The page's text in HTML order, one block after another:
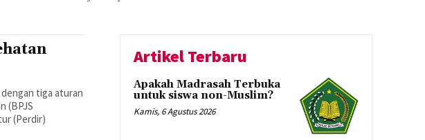
tiga aturan
(BPJS
(Perdir)
Artikel Terbaru
Apakah Madrasah Terbuka
untuk siswa non-Muslim?
Kamis, 6 Agustus 2026